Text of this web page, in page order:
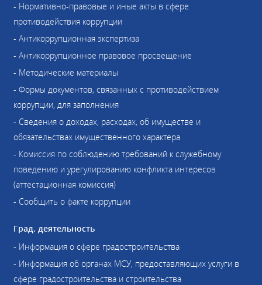
- Нормативно-правовые и иные акты в сфере
противодействия коррупции
- Антикоррупционная экспертиза
- Антикоррупционное правовое просвещение
- Методические материалы
- Формы документов, связанных с противодействием
коррупции, для заполнения
- Сведения о доходах, расходах, об имуществе и
обязательствах имущественного характера
- Комиссия по соблюдению требований к служебному
поведению и урегулированию конфликта интересов
(аттестационная комиссия)
- Сообщить о факте коррупции
Град. деятельность
- Информация о сфере градостроительства
- Информация об органах МСУ, предоставляющих услуги в
сфере градостроительства и строительства